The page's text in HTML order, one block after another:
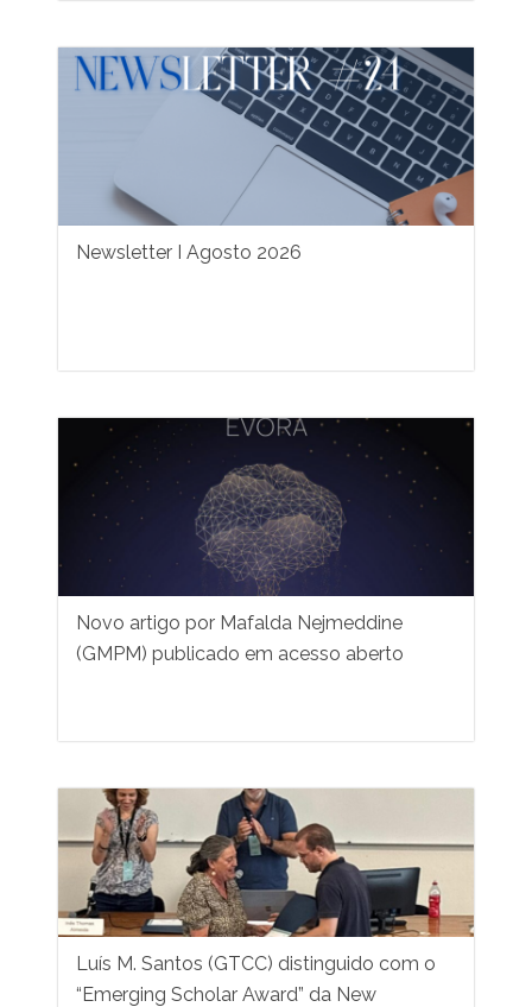
Newsletter I Agosto 2026
Novo artigo por Mafalda Nejmeddine
(GMPM) publicado em acesso aberto
Luís M. Santos (GTCC) distinguido com o
“Emerging Scholar Award” da New